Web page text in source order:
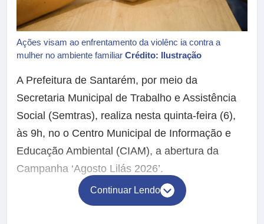
Ações visam ao enfrentamento da violênc ia contra a
mulher no ambiente familiar Crédito: Ilustração
A Prefeitura de Santarém, por meio da
Secretaria Municipal de Trabalho e Assistência
Social (Semtras), realiza nesta quinta-feira (6),
às 9h, no o Centro Municipal de Informação e
Educação Ambiental (CIAM), a abertura da
Campanha ‘Agosto Lilás 2026’.
Continuar Lendo